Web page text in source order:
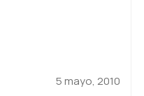
5 mayo, 2010